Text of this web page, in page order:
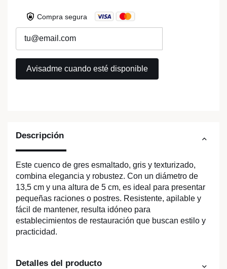
Descripción
Este cuenco de gres esmaltado, gris y texturizado,
combina elegancia y robustez. Con un diámetro de
13,5 cm y una altura de 5 cm, es ideal para presentar
pequeñas raciones o postres. Resistente, apilable y
fácil de mantener, resulta idóneo para
establecimientos de restauración que buscan estilo y
practicidad.
Detalles del producto
Compra segura